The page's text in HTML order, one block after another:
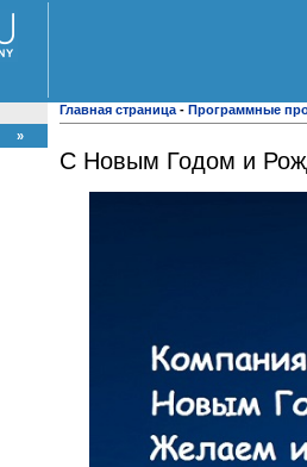
Главная страница - Программные
С Новым Годом и